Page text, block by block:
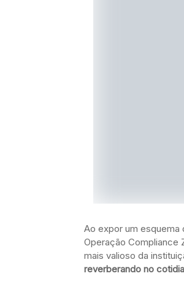
Ao expor um esquema
Operação Compliance
mais valioso da
reverberando no